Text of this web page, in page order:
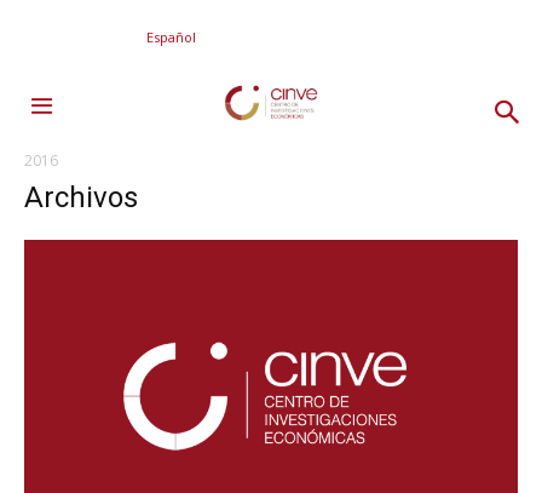
Español
2016
Archivos